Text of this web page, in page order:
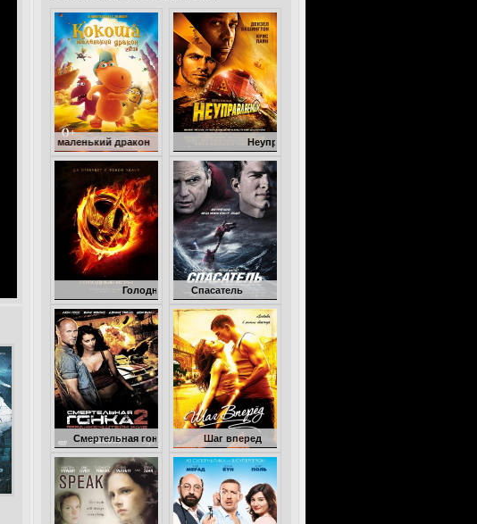
маленький дракон Неуправляемый
Голодные игрыСпасатель
Смертельная гонка 2: Франкенштейн жив
Шаг вперед